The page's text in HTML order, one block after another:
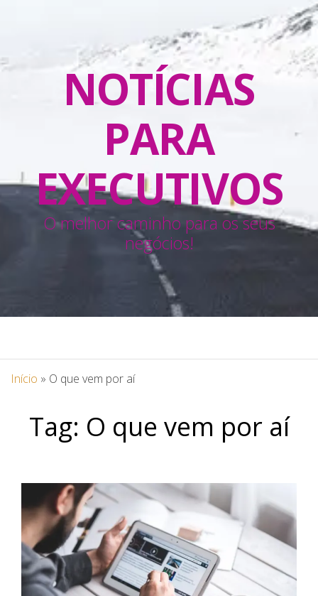
NOTÍCIAS
PARA
EXECUTIVOS
O melhor caminho para os seus
negócios!
Início » O que vem por aí
Tag: O que vem por aí